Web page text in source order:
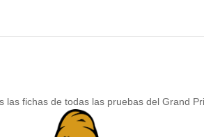
las fichas de todas las pruebas del Grand